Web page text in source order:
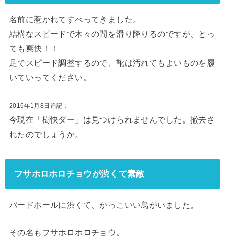
名前に惹かれてすべってきました。
結構なスピードで木々の間を滑り降りるのですが、とっ
ても爽快！！
足でスピード調整するので、靴は汚れてもよいものを履
いていってください。
2016年1月8日追記：
今現在「樹快ダー」は見つけられませんでした。撤去さ
れたのでしょうか。
フサホロホロチョウが渋くて素敵
バードホールに渋くて、かっこいい鳥がいました。
その名もフサホロホロチョウ。